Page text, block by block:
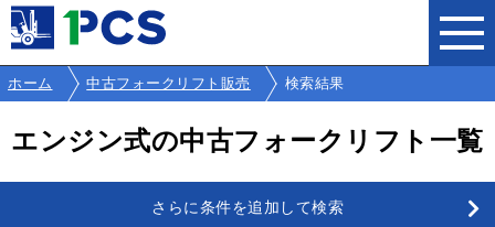
ホーム 中古フォークリフト販売 検索結果
エンジン式の中古フォークリフト一覧
さらに条件を追加して検索